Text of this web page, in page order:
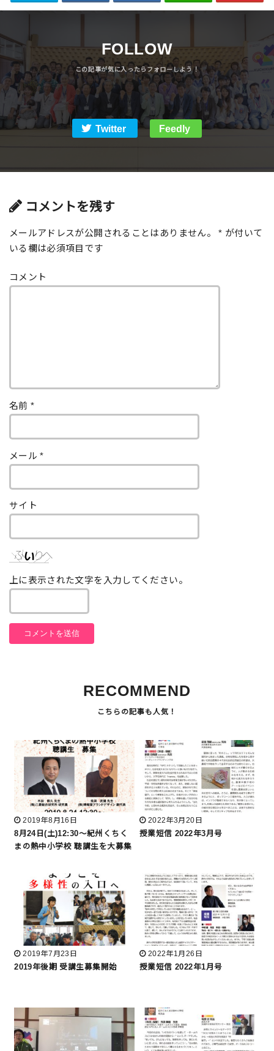
FOLLOW
Twitter Feedly
コメントを残す
メールアドレスが公開されることはありません。 * が付いて
いる欄は必須項目です
コメント
名前 *
メール*
サイト
上に表示された文字を入力してください。
RECOMMEND
2019年8月16日
8月24日(土)12:30～紀州くちく
まの熱中小学校 聴講生を大募集
2022年3月20日
授業短信 2022年3月号
2019年7月23日
2019年後期 受講生募集開始
2022年1月26日
授業短信 2022年1月号